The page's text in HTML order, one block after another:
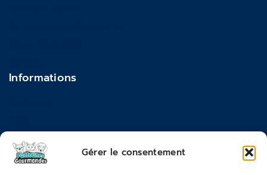
Gérer le consentement
Informations
Moyens de paiements